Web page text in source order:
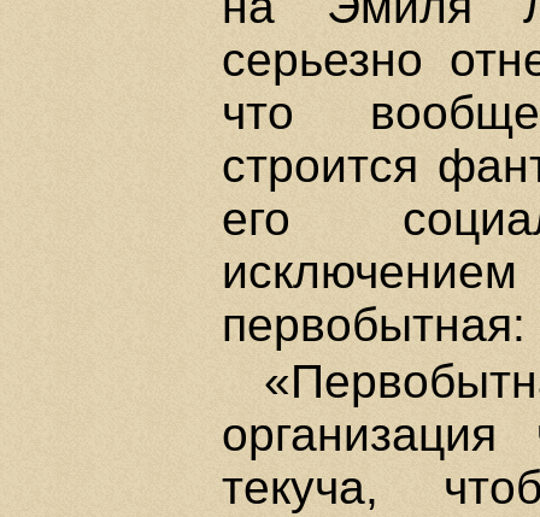
серьезно
что
строится
его
первобытная:
текуча,